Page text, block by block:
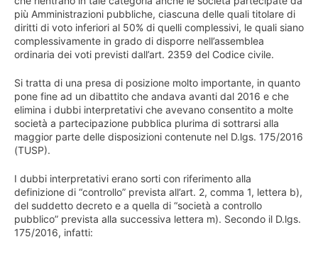
più Amministrazioni pubbliche, ciascuna delle quali titolare di
diritti di voto inferiori al 50% di quelli complessivi, le quali siano
complessivamente in grado di disporre nell’assemblea
ordinaria dei voti previsti dall’art. 2359 del Codice civile.
Si tratta di una presa di posizione molto importante, in quanto
pone fine ad un dibattito che andava avanti dal 2016 e che
elimina i dubbi interpretativi che avevano consentito a molte
società a partecipazione pubblica plurima di sottrarsi alla
maggior parte delle disposizioni contenute nel D.lgs. 175/2016
(TUSP).
I dubbi interpretativi erano sorti con riferimento alla
definizione di “controllo” prevista all’art. 2, comma 1, lettera b),
del suddetto decreto e a quella di “società a controllo
pubblico” prevista alla successiva lettera m). Secondo il D.lgs.
175/2016, infatti: